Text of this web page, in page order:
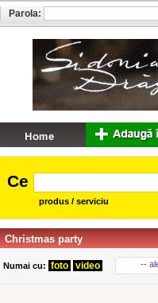
Ce
produs / serviciu
Christmas party
Numai cu: foto video --
Parola: